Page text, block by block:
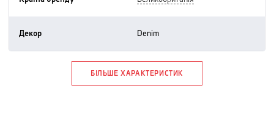
Декор denim
БІЛЬШЕ ХАРАКТЕРИСТИК